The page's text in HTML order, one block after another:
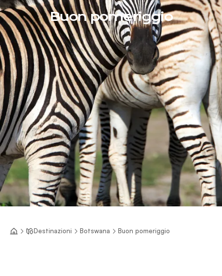
Buon pomeriggio
Destinazioni Botswana Buon pomeriggio